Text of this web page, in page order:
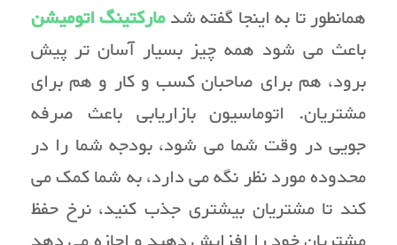
همانطور تا به اینجا گفته شدمارکتینگ اتومیشن
باعث می شود همه چیز بسیار آسان تر پیش
برود، هم برای صاحبان کسب و کار و هم برای
مشتریان. اتوماسیون بازاریابی باعث صرفه
جویی در وقت شما می شود، بودجه شما را در
محدوده مورد نظر نگه می دارد، به شما کمک می
کند تا مشتریان بیشتری جذب کنید، نرخ حفظ